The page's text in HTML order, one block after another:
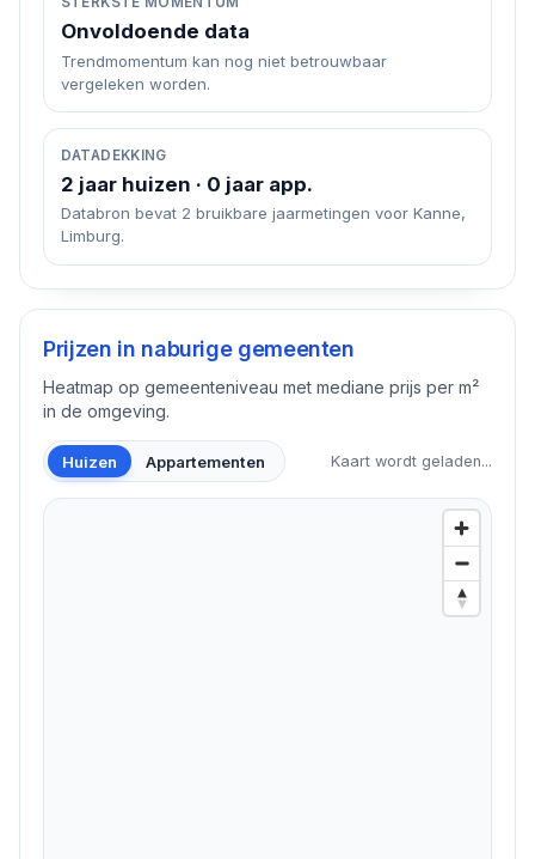
Onvoldoende data
Trendmomentum kan nog niet betrouwbaar
vergeleken worden.
DATADEKKING
2 jaar huizen · 0 jaar app.
Databron bevat 2 bruikbare jaarmetingen voor Kanne,
Limburg.
Prijzen in naburige gemeenten
Heatmap op gemeenteniveau met mediane prijs per m²
in de omgeving.
Huizen Appartementen Kaart wordt geladen...